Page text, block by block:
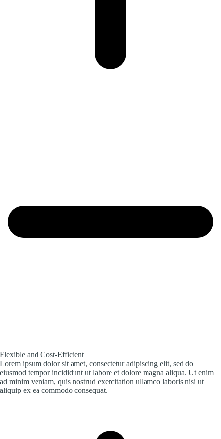
Flexible and Cost-Efficient
Lorem ipsum dolor sit amet, consectetur adipiscing elit, sed do
eiusmod tempor incididunt ut labore et dolore magna aliqua. Ut enim
ad minim veniam, quis nostrud exercitation ullamco laboris nisi ut
aliquip ex ea commodo consequat.